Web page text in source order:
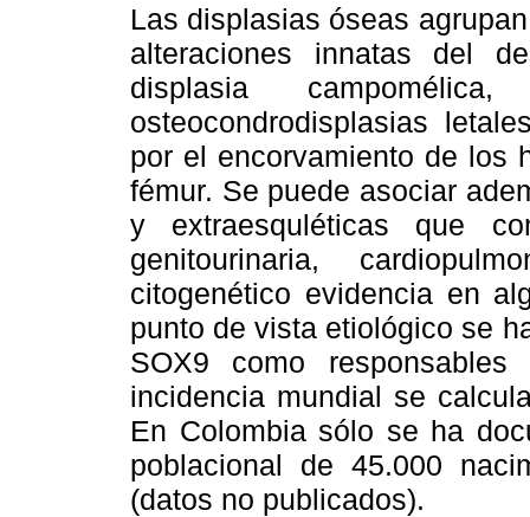
Las displasias óseas
alteraciones innatas del
displasia
osteocondrodisplasias
por el encorvamiento de los
fémur. Se puede asociar
y extraesquléticas que
genitourinaria,
citogenético evidencia en
punto de vista etiológico se
SOX9 como
incidencia mundial se
En Colombia sólo se ha
poblacional de 45.000
(datos no publicados).